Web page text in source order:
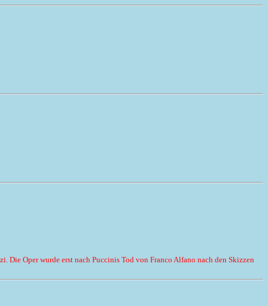
Oper wurde erst nach Puccinis Tod von Franco Alfano nach den Skizzen